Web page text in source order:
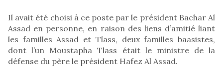
Il avait été choisi à ce poste par le président Bachar Al
Assad en personne, en raison des liens d’amitié liant
les familles Assad et Tlass, deux familles baasistes,
dont l’un Moustapha Tlass était le ministre de la
défense du père le président Hafez Al Assad.